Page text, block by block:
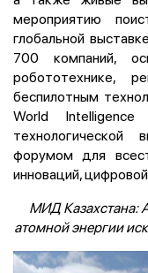
мероприятию
глобальной
700 компаний,
робототехнике,
беспилотным
World
форумом для
инноваций,
МИД Казахстана:
атомной энергии